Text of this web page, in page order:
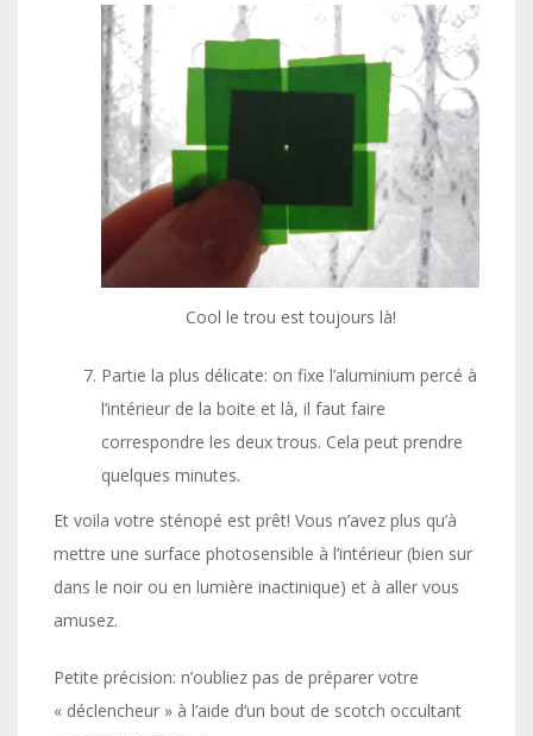
Cool le trou est toujours là!
Partie la plus délicate: on fixe l’aluminium percé à
l’intérieur de la boite et là, il faut faire
correspondre les deux trous. Cela peut prendre
quelques minutes.
Et voila votre sténopé est prêt! Vous n’avez plus qu’à
mettre une surface photosensible à l’intérieur (bien sur
dans le noir ou en lumière inactinique) et à aller vous
amusez.
Petite précision: n’oubliez pas de préparer votre
« déclencheur » à l’aide d’un bout de scotch occultant